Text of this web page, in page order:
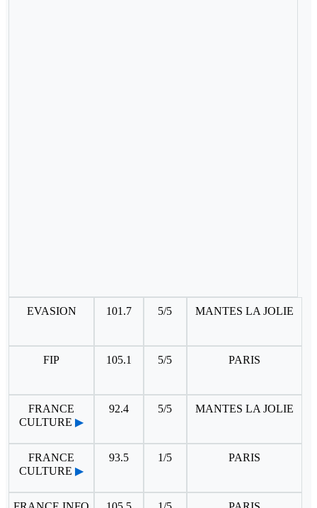
EVASION 101.7 5/5 MANTES LA JOLIE
FIP 105.1 5/5 PARIS
FRANCE
CULTURE ▶
92.4 5/5 MANTES LA JOLIE
FRANCE
CULTURE ▶
93.5 1/5 PARIS